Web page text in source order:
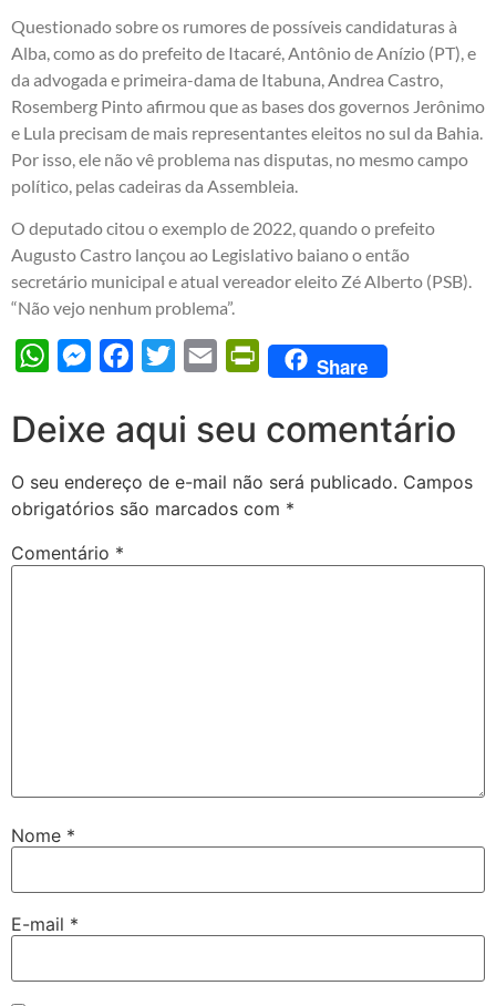
Questionado sobre os rumores de possíveis candidaturas à
Alba, como as do prefeito de Itacaré, Antônio de Anízio (PT), e
da advogada e primeira-dama de Itabuna, Andrea Castro,
Rosemberg Pinto afirmou que as bases dos governos Jerônimo
e Lula precisam de mais representantes eleitos no sul da Bahia.
Por isso, ele não vê problema nas disputas, no mesmo campo
político, pelas cadeiras da Assembleia.
O deputado citou o exemplo de 2022, quando o prefeito
Augusto Castro lançou ao Legislativo baiano o então
secretário municipal e atual vereador eleito Zé Alberto (PSB).
“Não vejo nenhum problema”.
WhatsAppMessengerFacebook
Twitter Email PrintFriendly
Share
Deixe aqui seu comentário
O seu endereço de e-mail não será publicado. Campos
obrigatórios são marcados com *
Comentário *
Nome *
E-mail *